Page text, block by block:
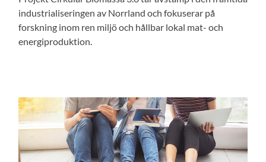
industrialiseringen av Norrland och fokuserar på
forskning inom ren miljö och hållbar lokal mat- och
energiproduktion.